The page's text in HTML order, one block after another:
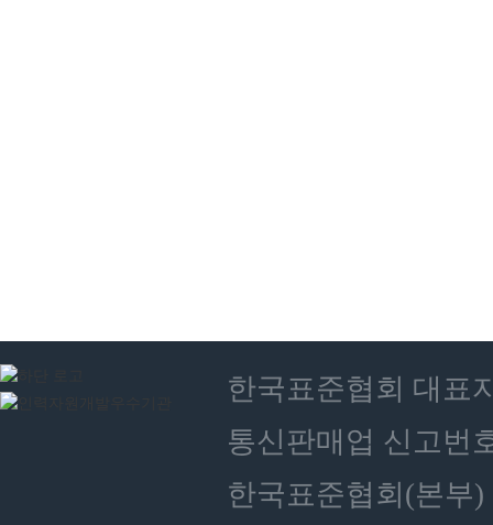
한국표준협회 대표
통신판매업 신고번
한국표준협회(본부